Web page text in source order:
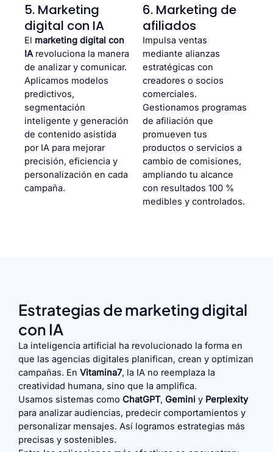
5. Marketing
digital con IA
El marketing digital con
IA revoluciona la manera
de analizar y comunicar.
Aplicamos modelos
predictivos,
segmentación
inteligente y generación
de contenido asistida
por IA para mejorar
precisión, eficiencia y
personalización en cada
campaña.
6. Marketing de
afiliados
Impulsa ventas
mediante alianzas
estratégicas con
creadores o socios
comerciales.
Gestionamos programas
de afiliación que
promueven tus
productos o servicios a
cambio de comisiones,
ampliando tu alcance
con resultados 100 %
medibles y controlados.
Estrategias de marketing digital
con IA
La inteligencia artificial ha revolucionado la forma en
que las agencias digitales planifican, crean y optimizan
campañas. En Vitamina7, la IA no reemplaza la
creatividad humana, sino que la amplifica.
Usamos sistemas como ChatGPT, Gemini y Perplexity
para analizar audiencias, predecir comportamientos y
personalizar mensajes. Así logramos estrategias más
precisas y sostenibles.